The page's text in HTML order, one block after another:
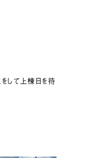
して上棟日を待